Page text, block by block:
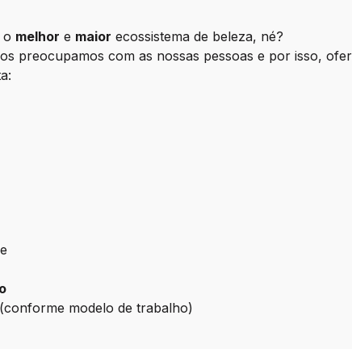
o melhor e maior ecossistema de beleza, né?
preocupamos com as nossas pessoas e por isso,
modelo de trabalho)